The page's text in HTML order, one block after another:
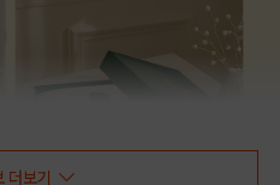
더보기